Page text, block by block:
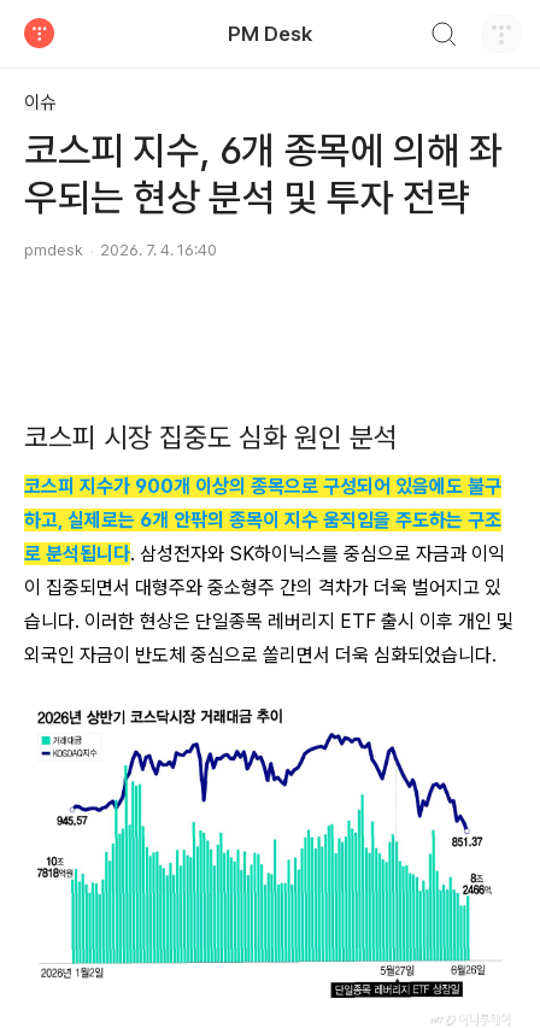
PM Desk
이슈
코스피 지수, 6개 종목에 의해 좌
우되는 현상 분석 및 투자 전략
pmdesk 2026. 7. 4. 16:40
코스피 시장 집중도 심화 원인 분석
코스피 지수가 900개 이상의 종목으로 구성되어 있음에도 불구
하고, 실제로는 6개 안팎의 종목이 지수 움직임을 주도하는 구조
로 분석됩니다. 삼성전자와 SK하이닉스를 중심으로 자금과 이익
이 집중되면서 대형주와 중소형주 간의 격차가 더욱 벌어지고 있
습니다. 이러한 현상은 단일종목 레버리지 ETF 출시 이후 개인 및
외국인 자금이 반도체 중심으로 쏠리면서 더욱 심화되었습니다.